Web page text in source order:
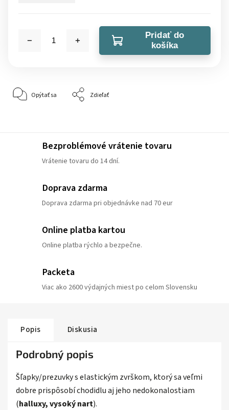
Pridať do
košíka
Opýtať sa Zdieľať
Bezproblémové vrátenie tovaru
Vrátenie tovaru do 14 dní.
Doprava zdarma
Doprava zdarma pri objednávke nad 70 eur
Online platba kartou
Online platba rýchlo a bezpečne.
Packeta
Viac ako 2600 výdajných miest po celom Slovensku
Popis Diskusia
Podrobný popis
Šľapky/prezuvky s elastickým zvrškom, ktorý sa veľmi
dobre prispôsobí chodidlu aj jeho nedokonalostiam
(halluxy, vysoký nart).